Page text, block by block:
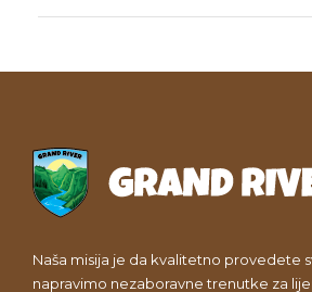
Naša misija je da kvalitetno provedete
napravimo nezaboravne trenutke za